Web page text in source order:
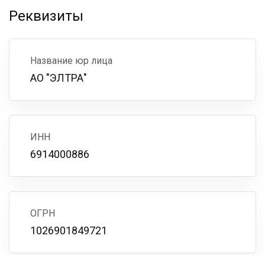
Реквизиты
Название юр лица
АО "ЭЛТРА"
ИНН
6914000886
ОГРН
1026901849721